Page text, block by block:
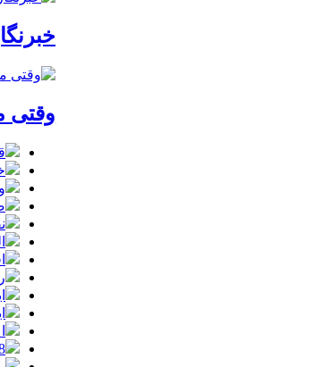
وقتی
8 چراغ قرمز در صورت‌های